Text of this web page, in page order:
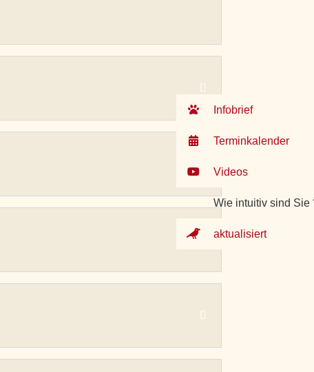
Infobrief
Terminkalender
Videos
Wie intuitiv sind Sie
aktualisiert